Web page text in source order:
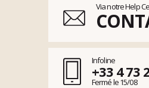
Via notre Help
Infoline
+33 4 73
Fermé le 15/08